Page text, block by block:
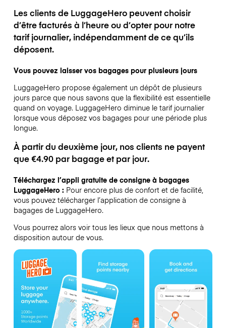
Les clients de LuggageHero peuvent choisir
d’être facturés à l’heure ou d’opter pour notre
tarif journalier, indépendamment de ce qu’ils
déposent.
Vous pouvez laisser vos bagages pour plusieurs jours
LuggageHero propose également un dépôt de plusieurs
jours parce que nous savons que la flexibilité est essentielle
quand on voyage. LuggageHero diminue le tarif journalier
lorsque vous déposez vos bagages pour une période plus
longue.
À partir du deuxième jour, nos clients ne payent
que €4.90 par bagage et par jour.
Téléchargez l’appli gratuite de consigne à bagages
LuggageHero :Pour encore plus de confort et de facilité,
vous pouvez télécharger l’application de consigne à
bagages de LuggageHero.
Vous pourrez alors voir tous les lieux que nous mettons à
disposition autour de vous.